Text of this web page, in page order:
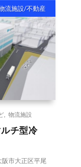
流施設/不動産
,物流施設
チ型冷
市大正区平尾